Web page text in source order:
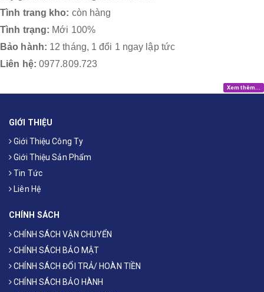
Tình trang kho: còn hàng
Tình trạng: Mới 100%
Bảo hành: 12 tháng, 1 đổi 1 ngay lập tức
Liên hệ: 0977.809.723
Xem thêm...
GIỚI THIỆU
Giới Thiệu Công Ty
Giới Thiệu Sản Phẩm
Tin Tức
Liên Hệ
CHÍNH SÁCH
CHÍNH SÁCH VẬN CHUYỂN
CHÍNH SÁCH BẢO MẬT
CHÍNH SÁCH ĐỔI TRẢ/ HOÀN TIỀN
CHÍNH SÁCH BẢO HÀNH